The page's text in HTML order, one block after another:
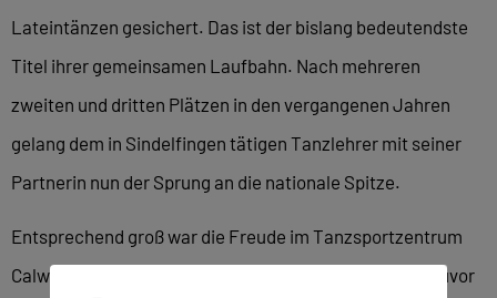
Lateintänzen gesichert. Das ist der bislang bedeutendste
Titel ihrer gemeinsamen Laufbahn. Nach mehreren
zweiten und dritten Plätzen in den vergangenen Jahren
gelang dem in Sindelfingen tätigen Tanzlehrer mit seiner
Partnerin nun der Sprung an die nationale Spitze.
Entsprechend groß war die Freude im Tanzsportzentrum
Calw. Der Erfolg kommt nicht überraschend: Bereits zuvor